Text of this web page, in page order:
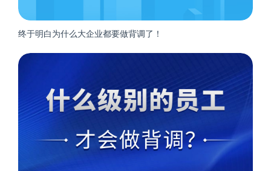
终于明白为什么大企业都要做背调了！